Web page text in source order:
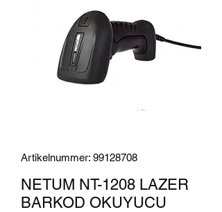
Artikelnummer: 99128708
NETUM NT-1208 LAZER
BARKOD OKUYUCU